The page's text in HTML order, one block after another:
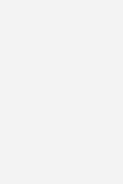
sowohl von Neubauten als
und Freunden ihre
aus einer zur ISH 2025
Civey-Umfrage im Auftrag des
hervor.
und
wir nur selten, was für die
von Wärmepumpen
Leiter Datenanalyse und Beratung
oder Branchen kommen in der
Befragt hat das
1500 Besitzer von Neubauten sowie
fünf Jahren eine